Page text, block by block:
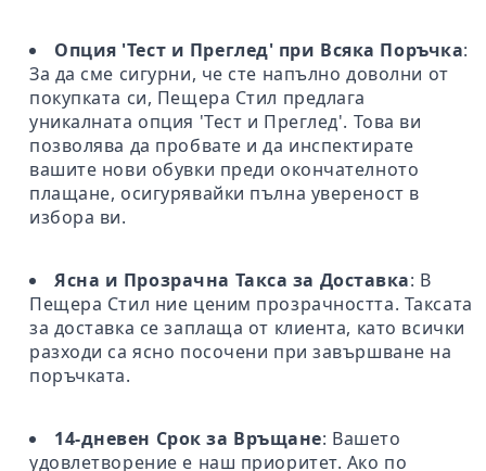
Опция 'Тест и Преглед' при Всяка Поръчка:
За да сме сигурни, че сте напълно доволни от
покупката си, Пещера Стил предлага
уникалната опция 'Тест и Преглед'. Това ви
позволява да пробвате и да инспектирате
вашите нови обувки преди окончателното
плащане, осигурявайки пълна увереност в
избора ви.
Ясна и Прозрачна Такса за Доставка: В
Пещера Стил ние ценим прозрачността. Таксата
за доставка се заплаща от клиента, като всички
разходи са ясно посочени при завършване на
поръчката.
14-дневен Срок за Връщане: Вашето
удовлетворение е наш приоритет. Ако по